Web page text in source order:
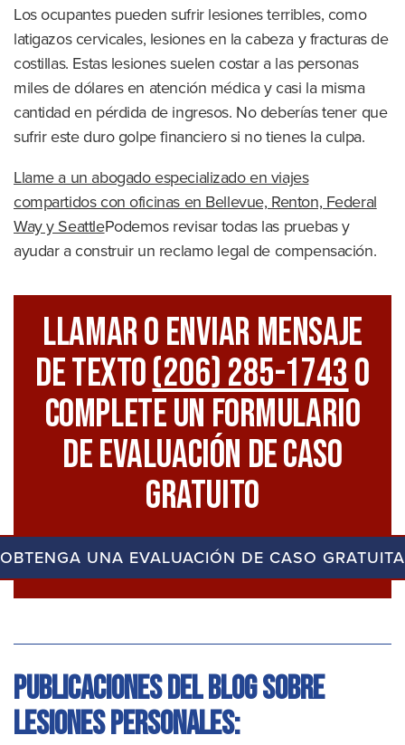
Los ocupantes pueden sufrir lesiones terribles, como
latigazos cervicales, lesiones en la cabeza y fracturas de
costillas. Estas lesiones suelen costar a las personas
miles de dólares en atención médica y casi la misma
cantidad en pérdida de ingresos. No deberías tener que
sufrir este duro golpe financiero si no tienes la culpa.
Llame a un abogado especializado en viajes
compartidos con oficinas en Bellevue, Renton, Federal
Way y SeattlePodemos revisar todas las pruebas y
ayudar a construir un reclamo legal de compensación.
Llamar O Enviar Mensaje
De Texto(206) 285-1743O
Complete Un Formulario
De Evaluación De Caso
Gratuito
OBTENGA UNA EVALUACIÓN DE CASO GRATUITA
Publicaciones del blog sobre
lesiones personales: